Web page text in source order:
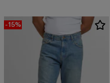
-15%